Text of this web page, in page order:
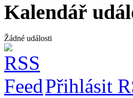
Kalendář
Žádné události
Přihlásit